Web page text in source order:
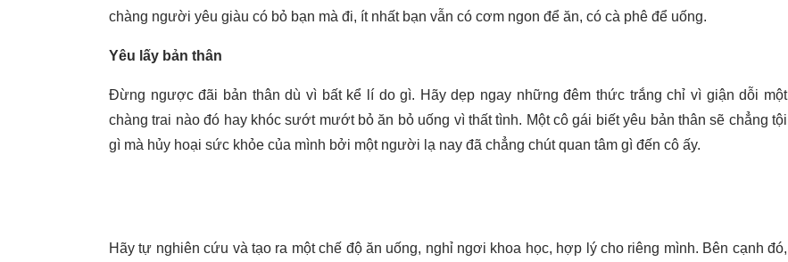
chàng người yêu giàu có bỏ bạn mà đi, ít nhất bạn vẫn có cơm ngon để ăn, có cà phê để uống.
Yêu lấy bản thân
Đừng ngược đãi bản thân dù vì bất kể lí do gì. Hãy dẹp ngay những đêm thức trắng chỉ vì giận dỗi một
chàng trai nào đó hay khóc sướt mướt bỏ ăn bỏ uống vì thất tình. Một cô gái biết yêu bản thân sẽ chẳng tội
gì mà hủy hoại sức khỏe của mình bởi một người lạ nay đã chẳng chút quan tâm gì đến cô ấy.
Hãy tự nghiên cứu và tạo ra một chế độ ăn uống, nghỉ ngơi khoa học, hợp lý cho riêng mình. Bên cạnh đó,